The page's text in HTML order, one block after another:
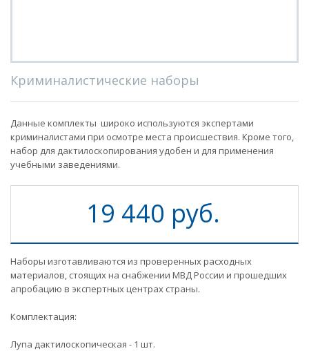
Криминалистические наборы
Данные комплекты широко используются экспертами
криминалистами при осмотре места происшествия. Кроме того,
набор для дактилоскопирования удобен и для применения
учебными заведениями.
19 440 руб.
Наборы изготавливаются из проверенных расходных
материалов, стоящих на снабжении МВД России и прошедших
апробацию в экспертных центрах страны.
Комплектация:
Лупа дактилоскопическая - 1 шт.